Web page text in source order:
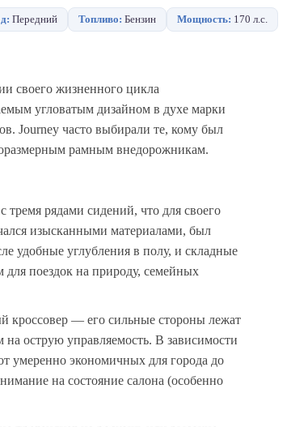
Передний Топливо: Бензин Мощность: 170 л.с.
своего жизненного цикла
угловатым дизайном в духе марки
Journey часто выбирали те, кому был
рамным внедорожникам.
рядами сидений, что для своего
изысканными материалами, был
удобные углубления в полу, и складные
для поездок на природу, семейных
кроссовер — его сильные стороны лежат
на острую управляемость. В зависимости
умеренно экономичных для города до
на состояние салона (особенно